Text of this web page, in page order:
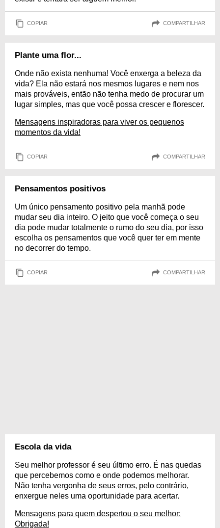
COPIAR COMPARTILHAR
Plante uma flor...
Onde não exista nenhuma! Você enxerga a beleza da
vida? Ela não estará nos mesmos lugares e nem nos
mais prováveis, então não tenha medo de procurar um
lugar simples, mas que você possa crescer e florescer.
Mensagens inspiradoras para viver os pequenos
momentos da vida!
COPIAR COMPARTILHAR
Pensamentos positivos
Um único pensamento positivo pela manhã pode
mudar seu dia inteiro. O jeito que você começa o seu
dia pode mudar totalmente o rumo do seu dia, por isso
escolha os pensamentos que você quer ter em mente
no decorrer do tempo.
COPIAR COMPARTILHAR
Escola da vida
Seu melhor professor é seu último erro. É nas quedas
que percebemos como e onde podemos melhorar.
Não tenha vergonha de seus erros, pelo contrário,
enxergue neles uma oportunidade para acertar.
Mensagens para quem despertou o seu melhor:
Obrigada!